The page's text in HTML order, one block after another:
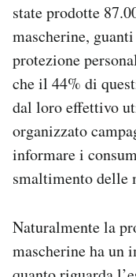
state prodotte
mascherine,
protezione
che il 44% di
dal loro effettivo
organizzato
informare i
smaltimento delle
Naturalmente la
mascherine ha un